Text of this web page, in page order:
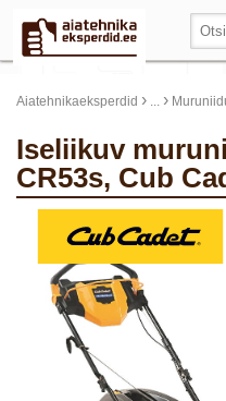
Aiatehnikaeksperdid › ... ›
Iseliikuv muruniiduk CC LM3
CR53s, Cub